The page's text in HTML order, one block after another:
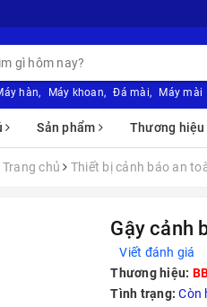
hàn, Máy khoan, Đá mài, Máy mài
Sản phẩm Thương hiệu
Trang chủ Thiết bị cảnh báo an
Gậy cảnh
Viết đánh giá
Thương hiệu:
Tình trạng: Còn